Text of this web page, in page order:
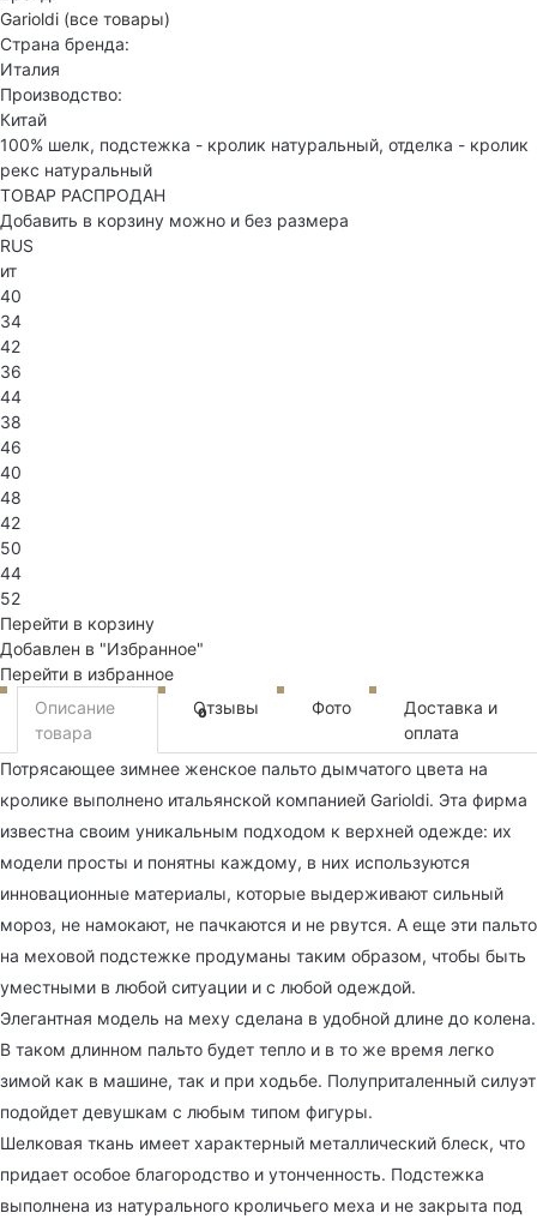
Garioldi (все товары)
Страна бренда:
Италия
Производство:
Китай
100% шелк, подстежка - кролик натуральный, отделка - кролик
рекс натуральный
ТОВАР РАСПРОДАН
Добавить в корзину можно и без размера
RUS
ит
40
34
42
36
44
38
46
40
48
42
50
44
52
Перейти в корзину
Добавлен в "Избранное"
Перейти в избранное
Описание
товара
Отзывы
0 Фото
Доставка и
оплата
Потрясающее зимнее женское пальто дымчатого цвета на
кролике выполнено итальянской компанией Garioldi. Эта фирма
известна своим уникальным подходом к верхней одежде: их
модели просты и понятны каждому, в них используются
инновационные материалы, которые выдерживают сильный
мороз, не намокают, не пачкаются и не рвутся. А еще эти пальто
на меховой подстежке продуманы таким образом, чтобы быть
уместными в любой ситуации и с любой одеждой.
Элегантная модель на меху сделана в удобной длине до колена.
В таком длинном пальто будет тепло и в то же время легко
зимой как в машине, так и при ходьбе. Полуприталенный силуэт
подойдет девушкам с любым типом фигуры.
Шелковая ткань имеет характерный металлический блеск, что
придает особое благородство и утонченность. Подстежка
выполнена из натурального кроличьего меха и не закрыта под